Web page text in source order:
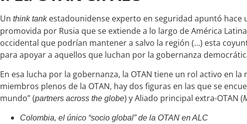
Un think tankestadounidense experto en seguridad apuntó hace
promovida por Rusia que se extiende a lo largo de América
occidental que podrían mantener a salvo la región (…) esta
para apoyar a aquellos que luchan por la gobernanza
En esa lucha por la gobernanza, la OTAN tiene un rol activo en
miembros plenos de la OTAN, hay dos figuras en las que se
mundo” (partners across the globe) y Aliado principal extra-OTAN (
Colombia, el único “socio global” de la OTAN en ALC